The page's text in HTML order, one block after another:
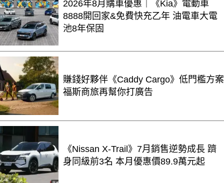
2026年8月購車優惠｜《Kia》電動車
8888開回家&免費快充乙年 油電車大電
池8年保固
賺錢好夥伴《Caddy Cargo》低門檻方案
福斯商旅再幫你打廣告
《Nissan X-Trail》7月銷售逆勢成長 躋
身同級前3名 本月優惠價89.9萬元起